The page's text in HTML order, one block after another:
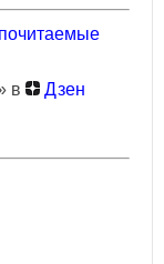
в
Дзен